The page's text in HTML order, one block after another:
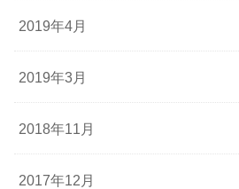
2019年4月
2019年3月
2018年11月
2017年12月